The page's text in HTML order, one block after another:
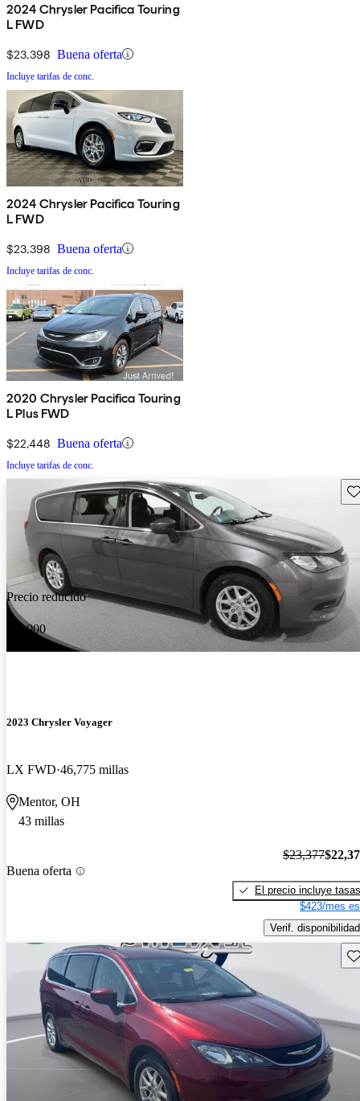
2024 Chrysler Pacifica Touring
L FWD
$23,398 Buena oferta
Incluye tarifas de conc.
2024 Chrysler Pacifica Touring
L FWD
$23,398 Buena oferta
Incluye tarifas de conc.
2020 Chrysler Pacifica Touring
L Plus FWD
$22,448 Buena oferta
Incluye tarifas de conc.
Precio reducido
-$1,000
2023 Chrysler Voyager
LX FWD 46,775 millas
Mentor, OH
43 millas
Buena oferta
$23,377
El precio incluye tasas
$423/mes
Verif. disponibilidad